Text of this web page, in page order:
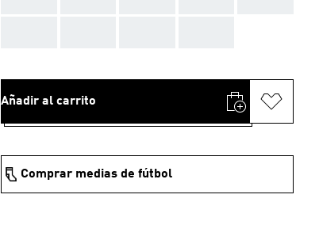
Añadir al carrito
Comprar medias de fútbol